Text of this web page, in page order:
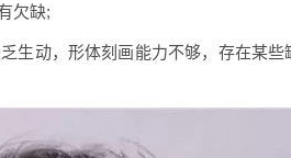
欠缺;
生动，形体刻画能力不够，存在某